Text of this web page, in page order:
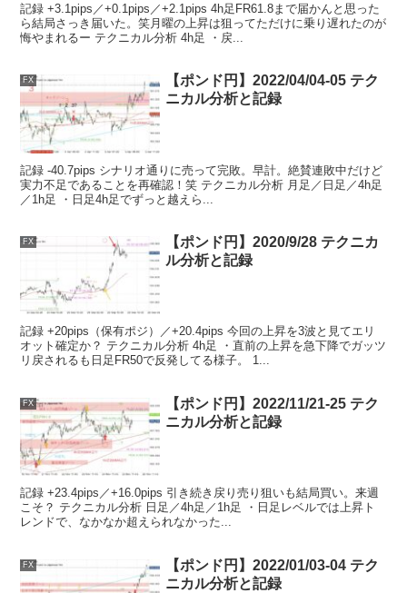
記録 +3.1pips／+0.1pips／+2.1pips 4h足FR61.8まで届かんと思った
ら結局さっき届いた。笑月曜の上昇は狙ってただけに乗り遅れたのが
悔やまれるー テクニカル分析 4h足 ・戻...
FX
【ポンド円】2022/04/04-05 テク
ニカル分析と記録
記録 -40.7pips シナリオ通りに売って完敗。早計。絶賛連敗中だけど
実力不足であることを再確認！笑 テクニカル分析 月足／日足／4h足
／1h足 ・日足4h足でずっと越えら...
FX
【ポンド円】2020/9/28 テクニカ
ル分析と記録
記録 +20pips（保有ポジ）／+20.4pips 今回の上昇を3波と見てエリ
オット確定か？ テクニカル分析 4h足 ・直前の上昇を急下降でガッツ
リ戻されるも日足FR50で反発してる様子。 1...
FX
【ポンド円】2022/11/21-25 テク
ニカル分析と記録
記録 +23.4pips／+16.0pips 引き続き戻り売り狙いも結局買い。来週
こそ？ テクニカル分析 日足／4h足／1h足 ・日足レベルでは上昇ト
レンドで、なかなか超えられなかった...
FX
【ポンド円】2022/01/03-04 テク
ニカル分析と記録